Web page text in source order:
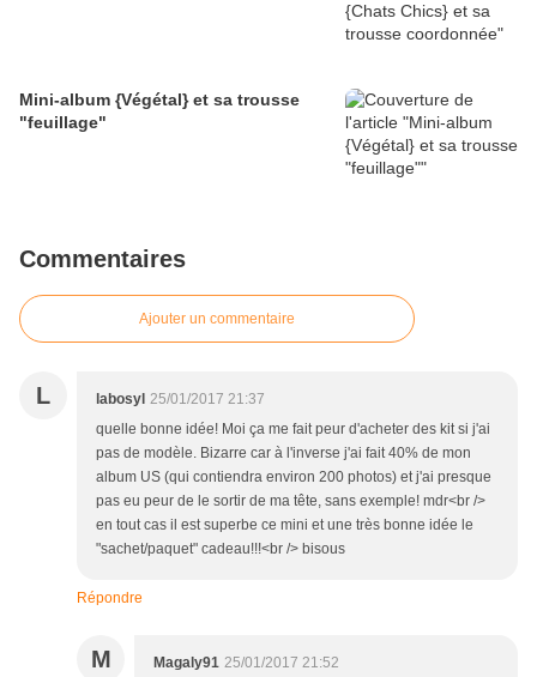
Mini-album {Végétal} et sa trousse
"feuillage"
Commentaires
Ajouter un commentaire
L labosyl 25/01/2017 21:37
quelle bonne idée! Moi ça me fait peur d'acheter des kit si j'ai
pas de modèle. Bizarre car à l'inverse j'ai fait 40% de mon
album US (qui contiendra environ 200 photos) et j'ai presque
pas eu peur de le sortir de ma tête, sans exemple! mdr<br />
en tout cas il est superbe ce mini et une très bonne idée le
"sachet/paquet" cadeau!!!<br /> bisous
Répondre
M Magaly91 25/01/2017 21:52